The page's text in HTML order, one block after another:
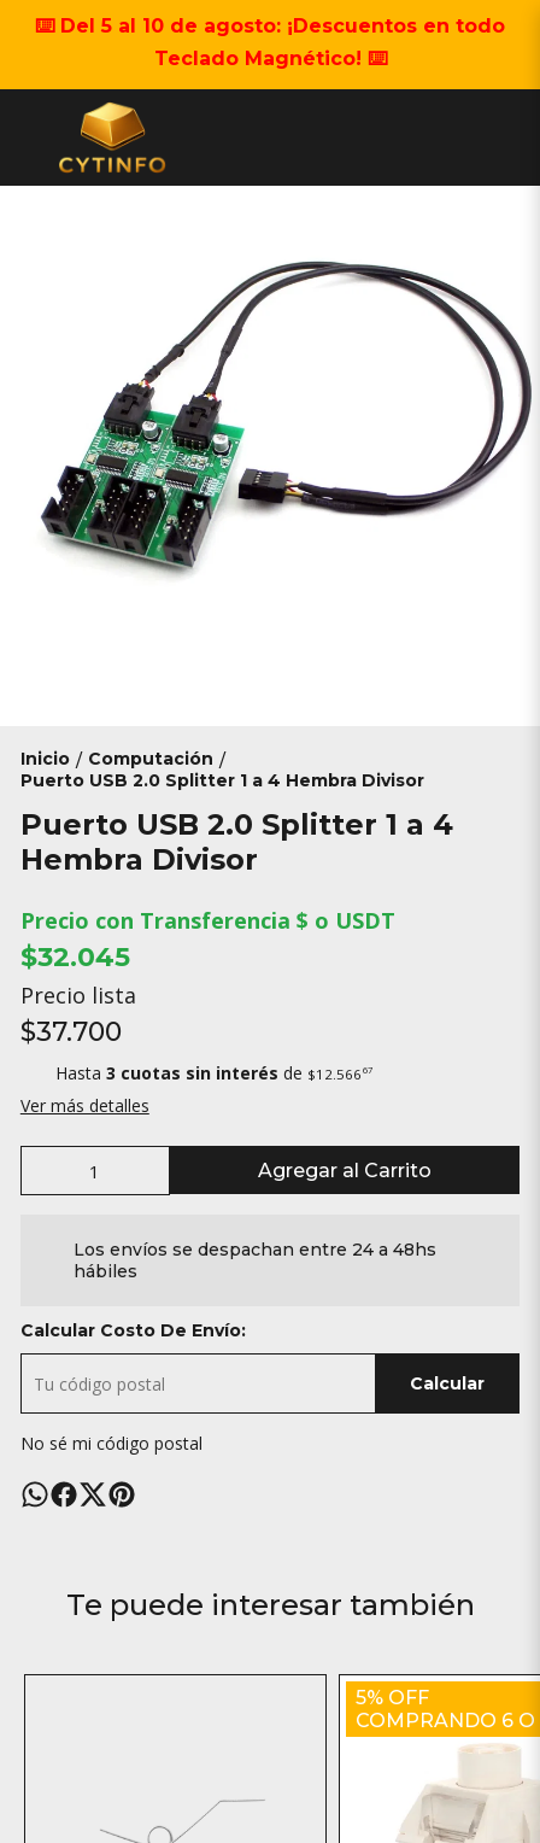
⌨️ Del 5 al 10 de agosto: ¡Descuentos en todo
Teclado Magnético! ⌨️
Inicio / Computación /
Puerto USB 2.0 Splitter 1 a 4 Hembra Divisor
Puerto USB 2.0 Splitter 1 a 4
Hembra Divisor
Precio con Transferencia $ o USDT
$32.045
Precio lista
$37.700
Hasta 3 cuotas sin interés de $12.566 67
Ver más detalles
Agregar al Carrito
Los envíos se despachan entre 24 a 48hs
hábiles
Calcular Costo De Envío:
Calcular
No sé mi código postal
Te puede interesar también
5% OFF
COMPRANDO 6 O